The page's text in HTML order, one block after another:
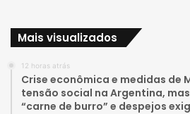
b
Mais visualizados
12 horas atrás
Crise econômica e medidas de
tensão social na Argentina,
“carne de burro” e despejos